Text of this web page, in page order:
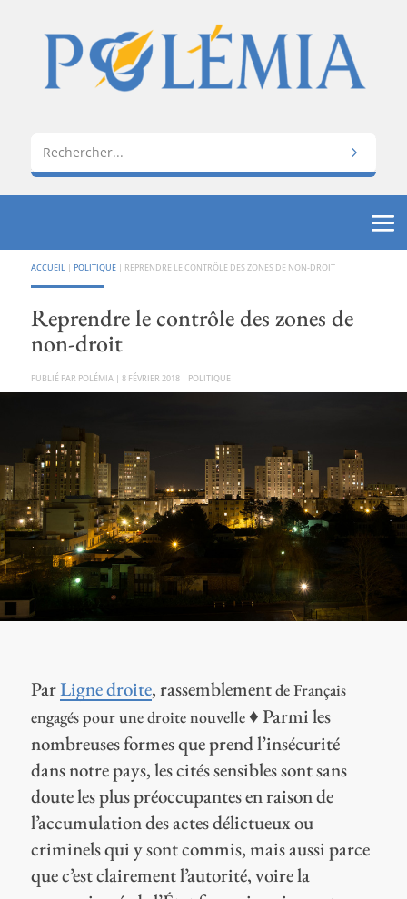
ACCUEIL | POLITIQUE| REPRENDRE LE CONTRÔLE DES ZONES DE NON-DROIT
Reprendre le contrôle des zones de
non-droit
PAR POLÉMIA | 8 FÉVRIER 2018| POLITIQUE
ParLigne droite, rassemblementde Français
engagés pour une droite nouvelle♦ Parmi les
nombreuses formes que prend l’insécurité
dans notre pays, les cités sensibles sont sans
doute les plus préoccupantes en raison de
l’accumulation des actes délictueux ou
criminels qui y sont commis, mais aussi parce
que c’est clairement l’autorité, voire la